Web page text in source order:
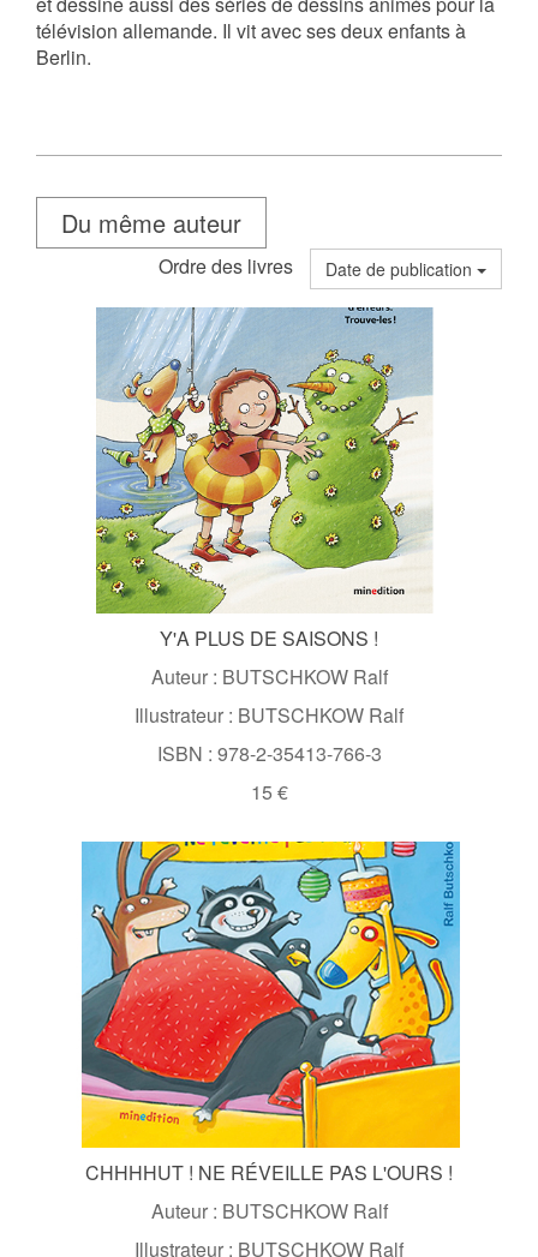
télévision allemande. Il vit avec ses deux enfants à
Berlin.
Du même auteur
Ordre des livres Date de publication
Y'A PLUS DE SAISONS !
Auteur : BUTSCHKOW Ralf
Illustrateur : BUTSCHKOW Ralf
ISBN : 978-2-35413-766-3
15 €
CHHHHUT ! NE RÉVEILLE PAS L'OURS !
Auteur : BUTSCHKOW Ralf
Illustrateur : BUTSCHKOW Ralf